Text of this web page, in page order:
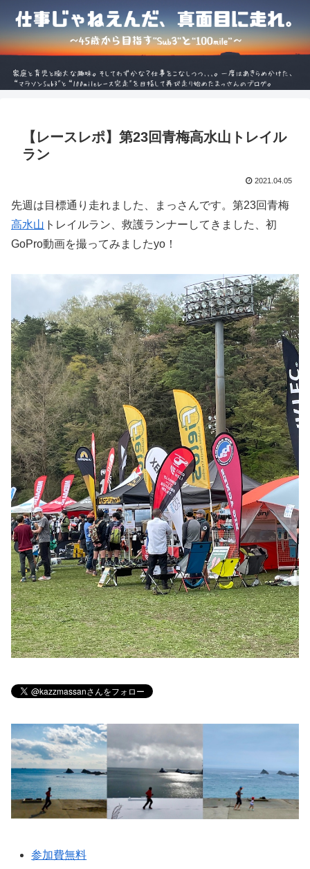
【レースレポ】第23回青梅高水山トレイル
ラン
2021.04.05
先週は目標通り走れました、まっさんです。第23回青梅
高水山 トレイルラン、救護ランナーしてきました、初
GoPro動画を撮ってみましたyo！
参加費無料